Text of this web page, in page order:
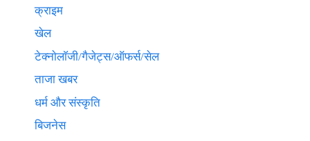
क्राइम
खेल
टेक्नाेलाॅजी/गैजेट्स/ऑफर्स/सेल
ताजा खबर
धर्म और संस्कृति
बिजनेस